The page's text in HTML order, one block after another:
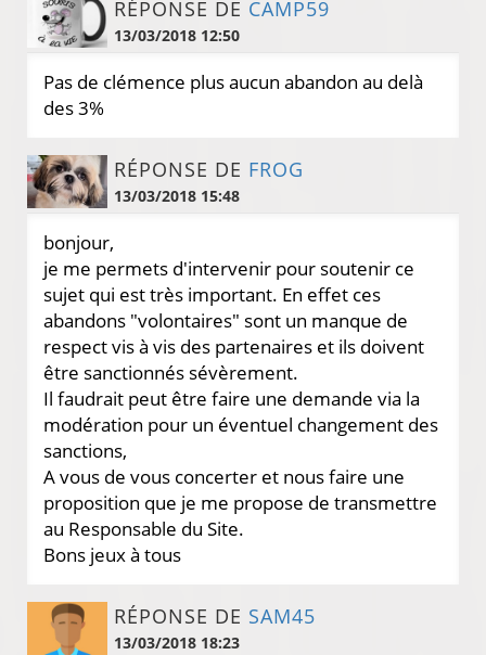
RÉPONSE DE CAMP59
13/03/2018 12:50
Pas de clémence plus aucun abandon au delà
des 3%
RÉPONSE DE FROG
13/03/2018 15:48
bonjour,
je me permets d'intervenir pour soutenir ce
sujet qui est très important. En effet ces
abandons "volontaires" sont un manque de
respect vis à vis des partenaires et ils doivent
être sanctionnés sévèrement.
Il faudrait peut être faire une demande via la
modération pour un éventuel changement des
sanctions,
A vous de vous concerter et nous faire une
proposition que je me propose de transmettre
au Responsable du Site.
Bons jeux à tous
RÉPONSE DE SAM45
13/03/2018 18:23